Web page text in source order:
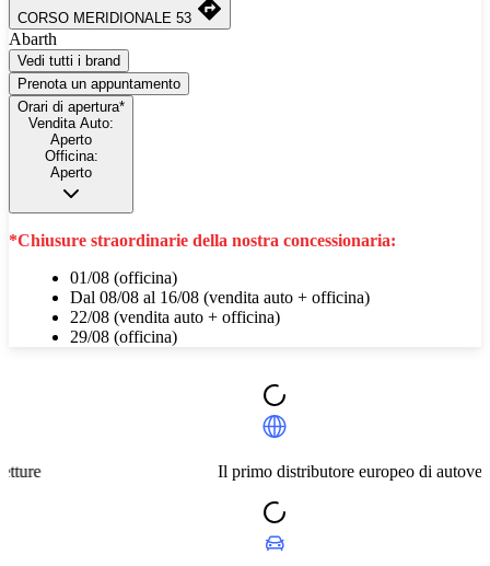
CORSO MERIDIONALE 53
Abarth
Vedi tutti i brand
Prenota un appuntamento
Orari di apertura*
Vendita Auto:
Aperto
Officina:
Aperto
*Chiusure straordinarie della nostra concessionaria:
01/08 (officina)
Dal 08/08 al 16/08 (vendita auto + officina)
22/08 (vendita auto + officina)
29/08 (officina)
Il primo distributore europeo di autovetture